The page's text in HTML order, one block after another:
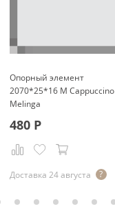
Опорный элемент
2070*25*16 M Cappuccino
Melinga
480Р
Доставка 24 августа